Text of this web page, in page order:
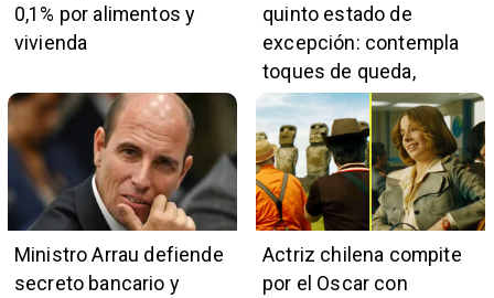
0,1% por alimentos y
vivienda
quinto estado de
excepción: contempla
toques de queda,
restricciones y
escuchas telefónicas
en zonas críticas
Ministro Arrau defiende
secreto bancario y
Actriz chilena compite
por el Oscar con